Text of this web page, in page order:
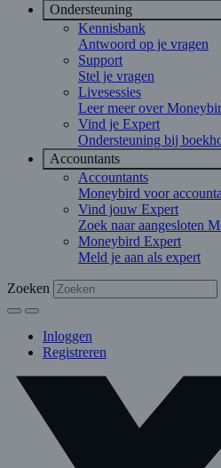
Ondersteuning
Kennisbank
Antwoord op je vragen
Support
Stel je vragen
Livesessies
Leer meer over
Vind je Expert
Ondersteuning bij
Accountants
Accountants
Moneybird voor
Vind jouw Expert
Zoek naar aangesloten
Moneybird Expert
Meld je aan als expert
Zoeken
Inloggen
Registreren